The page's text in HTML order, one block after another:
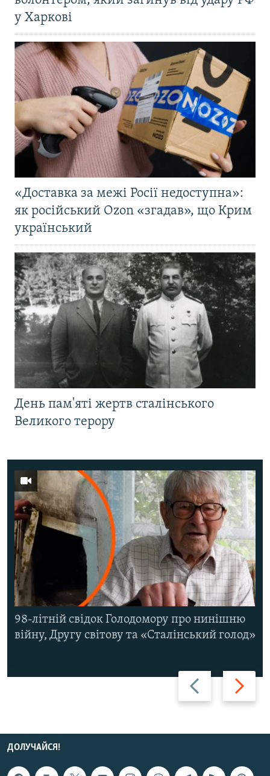
у Харкові
«Доставка за межі Росії недоступна»:
як російський Ozon «згадав», що Крим
український
День пам'яті жертв сталінського
Великого терору
Назад Вперед
98-літній свідок Голодомору про нинішню
війну, Другу світову та «Сталінський голод»
ДОЛУЧАЙСЯ!